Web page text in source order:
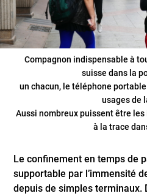
Compagnon indispensable à
suisse dans la
un chacun, le téléphone
usages de
Aussi nombreux puissent être
à la trace
Le confinement en temps de
supportable par l’immensité
depuis de simples terminaux.